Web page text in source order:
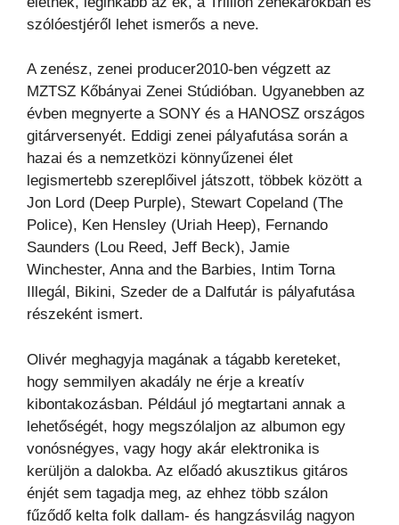
szólóestjéről lehet ismerős a neve.
A zenész, zenei producer2010-ben végzett az
MZTSZ Kőbányai Zenei Stúdióban. Ugyanebben az
évben megnyerte a SONY és a HANOSZ országos
gitárversenyét. Eddigi zenei pályafutása során a
hazai és a nemzetközi könnyűzenei élet
legismertebb szereplőivel játszott, többek között a
Jon Lord (Deep Purple), Stewart Copeland (The
Police), Ken Hensley (Uriah Heep), Fernando
Saunders (Lou Reed, Jeff Beck), Jamie
Winchester, Anna and the Barbies, Intim Torna
Illegál, Bikini, Szeder de a Dalfutár is pályafutása
részeként ismert.
Olivér meghagyja magának a tágabb kereteket,
hogy semmilyen akadály ne érje a kreatív
kibontakozásban. Például jó megtartani annak a
lehetőségét, hogy megszólaljon az albumon egy
vonósnégyes, vagy hogy akár elektronika is
kerüljön a dalokba. Az előadó akusztikus gitáros
énjét sem tagadja meg, az ehhez több szálon
fűződő kelta folk dallam- és hangzásvilág nagyon